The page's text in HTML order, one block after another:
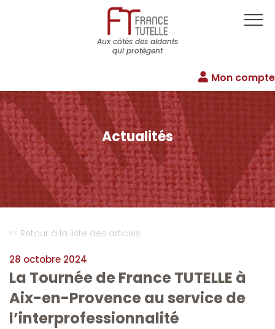
Aux côtés des aidants
qui protègent
Mon compte
Actualités
<< Retour à la liste des articles
28 octobre 2024
La Tournée de France TUTELLE à
Aix-en-Provence au service de
l’interprofessionnalité